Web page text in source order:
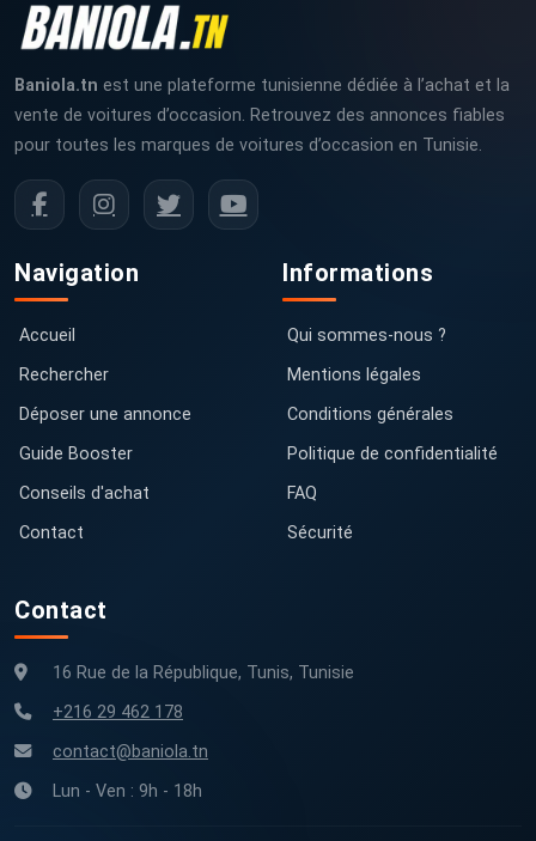
Baniola.tn est une plateforme tunisienne dédiée à l’achat et la
vente de voitures d’occasion. Retrouvez des annonces fiables
pour toutes les marques de voitures d’occasion en Tunisie.
Navigation
Accueil
Rechercher
Déposer une annonce
Guide Booster
Conseils d'achat
Contact
Informations
Qui sommes-nous ?
Mentions légales
Conditions générales
Politique de confidentialité
FAQ
Sécurité
Contact
16 Rue de la République, Tunis, Tunisie
+216 29 462 178
contact@baniola.tn
Lun - Ven : 9h - 18h